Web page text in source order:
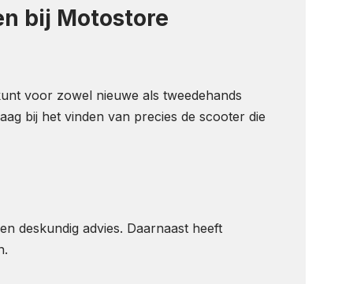
bij Motostore
voor zowel nieuwe als tweedehands
bij het vinden van precies de scooter die
deskundig advies. Daarnaast heeft